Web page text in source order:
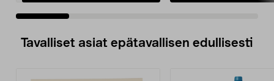
Tavalliset asiat epätavallisen edullisesti